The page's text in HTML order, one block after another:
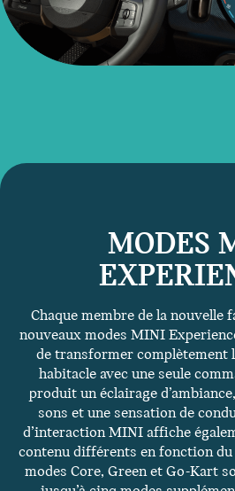
MODES
Chaque membre de la
nouveaux modes MINI
de transformer complètement
habitacle avec une seule
produit un éclairage
sons et une sensation de
d’interaction MINI affiche
contenu différents en fonction du
modes Core, Green et Go-Kart